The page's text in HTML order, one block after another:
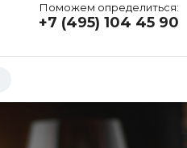
Поможем определиться:
+7 (495) 104 45 90